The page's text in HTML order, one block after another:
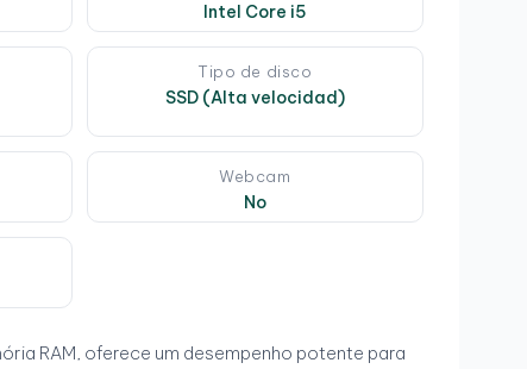
Intel Core i5
Tipo de disco
SSD (Alta velocidad)
Webcam
No
RAM, oferece um desempenho potente para